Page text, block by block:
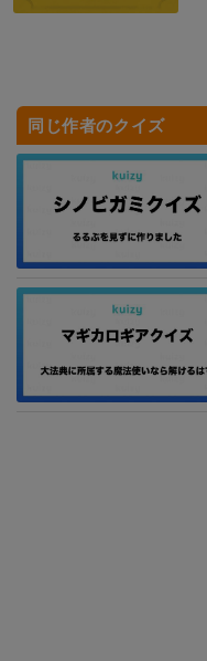
同じ作者のクイズ